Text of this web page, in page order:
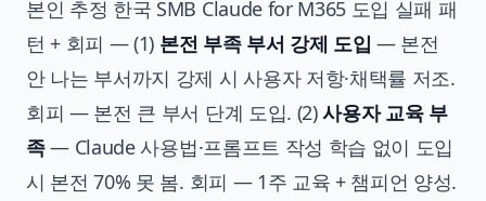
본인 추정 한국 SMB Claude for M365 도입 실패 패
턴 + 회피 — (1) 본전 부족 부서 강제 도입 — 본전
안 나는 부서까지 강제 시 사용자 저항·채택률 저조.
회피 — 본전 큰 부서 단계 도입. (2)사용자 교육 부
족— Claude 사용법·프롬프트 작성 학습 없이 도입
시 본전 70% 못 봄. 회피 — 1주 교육 + 챔피언 양성.